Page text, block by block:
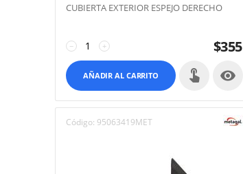
CUBIERTA EXTERIOR ESPEJO DERECHO
+
− $355
AÑADIR AL CARRITO 
Código: 95063419MET